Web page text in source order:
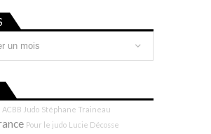
ACBB Judo Stéphane Traineau
Pour le judo Lucie Décosse